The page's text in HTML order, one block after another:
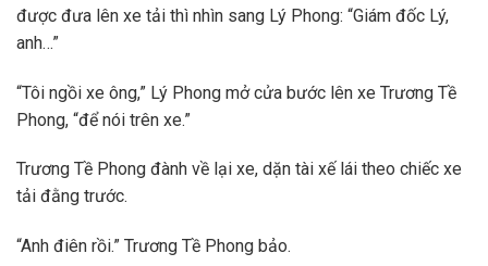
được đưa lên xe tải thì nhìn sang Lý Phong: “Giám đốc Lý,
anh…”
“Tôi ngồi xe ông,” Lý Phong mở cửa bước lên xe Trương Tề
Phong, “để nói trên xe.”
Trương Tề Phong đành về lại xe, dặn tài xế lái theo chiếc xe
tải đằng trước.
“Anh điên rồi.” Trương Tề Phong bảo.